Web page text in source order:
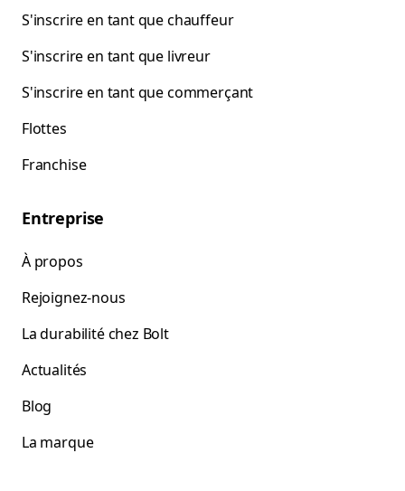
S'inscrire en tant que chauffeur
S'inscrire en tant que livreur
S'inscrire en tant que commerçant
Flottes
Franchise
Entreprise
À propos
Rejoignez-nous
La durabilité chez Bolt
Actualités
Blog
La marque